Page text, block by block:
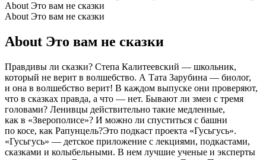
About Это вам не сказки
About Это вам не сказки
About Это вам не сказки
Правдивы ли сказки? Степа Калитеевский — школьник,
который не верит в волшебство. А Тата Зарубина — биолог,
и она в волшебство верит! В каждом выпуске они проверяют,
что в сказках правда, а что — нет. Бывают ли змеи с тремя
головами? Ленивцы действительно такие медленные,
как в «Зверополисе»? И можно ли спуститься с башни
по косе, как Рапунцель?Это подкаст проекта «Гусьгусь».
«Гусьгусь» — детское приложение с лекциями, подкастами,
сказками и колыбельными. В нем лучшие ученые и эксперты